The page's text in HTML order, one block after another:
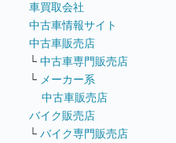
車買取会社
中古車情報サイト
中古車販売店
└ 中古車専門販売店
└ メーカー系
中古車販売店
バイク販売店
└ バイク専門販売店